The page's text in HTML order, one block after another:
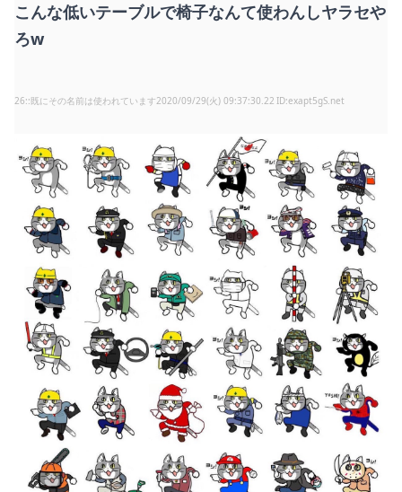
こんな低いテーブルで椅子なんて使わんしヤラセや
ろw
26: 既にその名前は使われています2020/09/29(火) 09:37:30.22 exapt5gS.net